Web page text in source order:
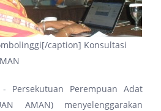
caption] Konsultasi
Persekutuan Perempuan Adat
AMAN) menyelenggarakan